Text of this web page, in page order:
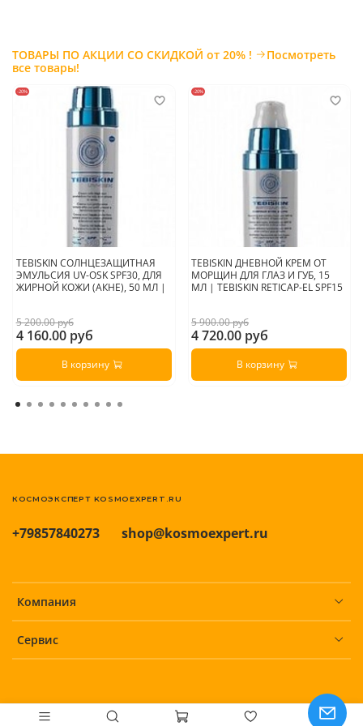
ТОВАРЫ ПО АКЦИИ СО СКИДКОЙ от 20% !
Посмотреть
все товары!
-20%
TEBISKIN СОЛНЦЕЗАЩИТНАЯ
ЭМУЛЬСИЯ UV-OSK SPF30, ДЛЯ
ЖИРНОЙ КОЖИ (АКНЕ), 50 МЛ |
5 200.00 руб
4 160.00 руб
В корзину
-20%
TEBISKIN ДНЕВНОЙ КРЕМ ОТ
МОРЩИН ДЛЯ ГЛАЗ И ГУБ, 15
МЛ | TEBISKIN RETICAP-EL SPF15
5 900.00 руб
4 720.00 руб
В корзину
Компания
Сервис
+79857840273 shop@kosmoexpert.ru
КОСМОЭКСПЕРТ KOSMOEXPERT.RU